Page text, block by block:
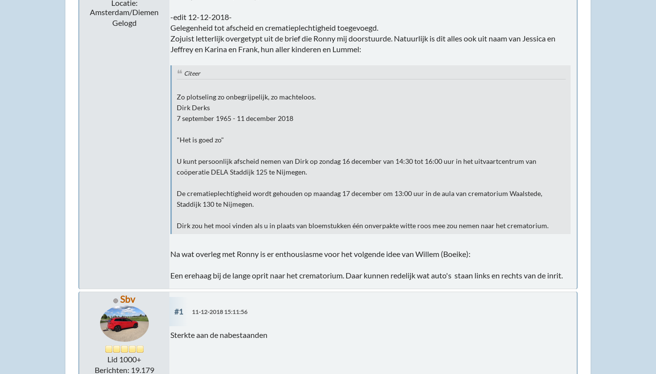
Locatie:
Amsterdam/Diemen
Gelogd
-edit 12-12-2018-
Gelegenheid tot afscheid en crematieplechtigheid toegevoegd.
Zojuist letterlijk overgetypt uit de brief die Ronny mij doorstuurde. Natuurlijk is dit alles ook uit naam van Jessica en
Jeffrey en Karina en Frank, hun aller kinderen en Lummel:
Citeer
Zo plotseling zo onbegrijpelijk, zo machteloos.
Dirk Derks
7 september 1965 - 11 december 2018
"Het is goed zo"
U kunt persoonlijk afscheid nemen van Dirk op zondag 16 december van 14:30 tot 16:00 uur in het uitvaartcentrum van
coöperatie DELA Staddijk 125 te Nijmegen.
De crematieplechtigheid wordt gehouden op maandag 17 december om 13:00 uur in de aula van crematorium Waalstede,
Staddijk 130 te Nijmegen.
Dirk zou het mooi vinden als u in plaats van bloemstukken één onverpakte witte roos mee zou nemen naar het crematorium.
Na wat overleg met Ronny is er enthousiasme voor het volgende idee van Willem (Boeike):
Een erehaag bij de lange oprit naar het crematorium. Daar kunnen redelijk wat auto's staan links en rechts van de inrit.
Sbv
Lid 1000+
Berichten: 19.179
#1 11-12-2018 15:11:56
Sterkte aan de nabestaanden